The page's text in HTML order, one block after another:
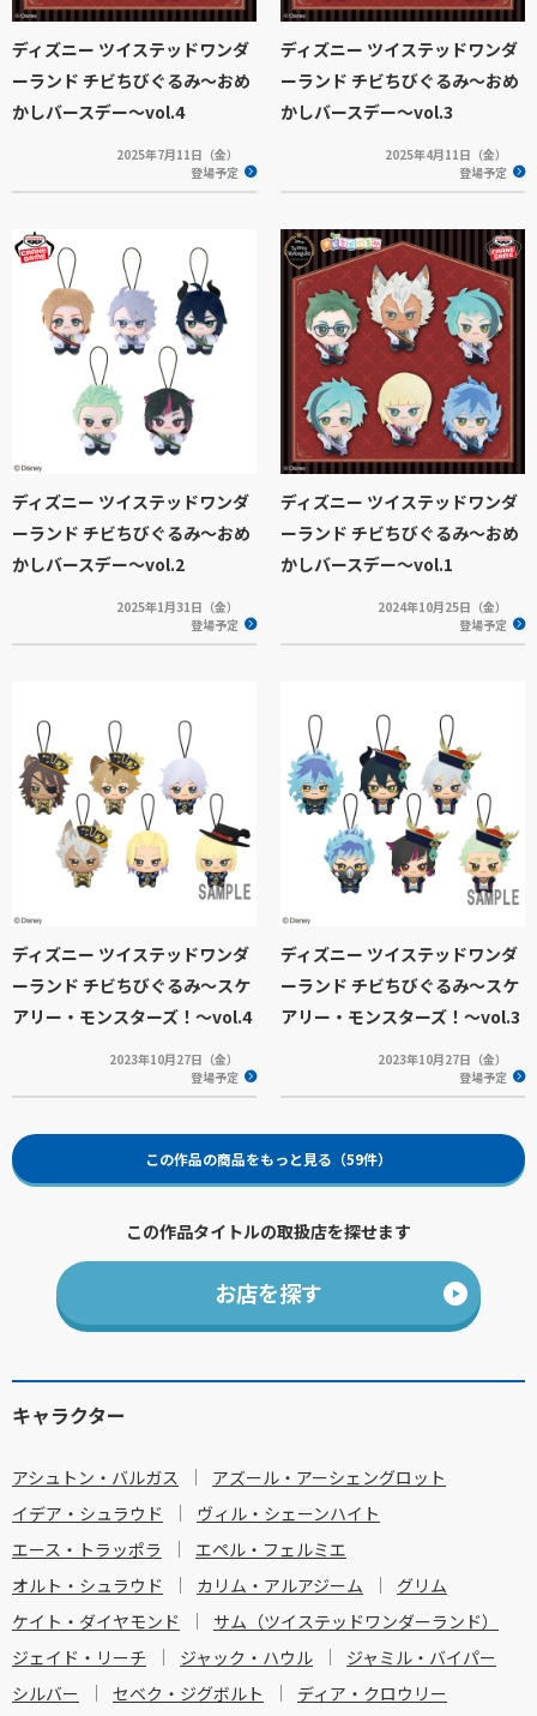
ディズニー ツイステッドワンダ
ーランド チビちびぐるみ～おめ
かしバースデー～vol.4
2025年7月11日（金）
登場予定
ディズニー ツイステッドワンダ
ーランド チビちびぐるみ～おめ
かしバースデー～vol.3
2025年4月11日（金）
登場予定
ディズニー ツイステッドワンダ
ーランド チビちびぐるみ～おめ
かしバースデー～vol.2
2025年1月31日（金）
登場予定
ディズニー ツイステッドワンダ
ーランド チビちびぐるみ～おめ
かしバースデー～vol.1
2024年10月25日（金）
登場予定
ディズニー ツイステッドワンダ
ーランド チビちびぐるみ～スケ
アリー・モンスターズ！～vol.4
2023年10月27日（金）
登場予定
ディズニー ツイステッドワンダ
ーランド チビちびぐるみ～スケ
アリー・モンスターズ！～vol.3
2023年10月27日（金）
登場予定
この作品の商品をもっと見る（59件）
この作品タイトルの取扱店を探せます
お店を探す
キャラクター
アシュトン・バルガス
アズール・アーシェングロット
イデア・シュラウド
ヴィル・シェーンハイト
エース・トラッポラ
エペル・フェルミエ
オルト・シュラウド
カリム・アルアジーム
グリム
ケイト・ダイヤモンド
サム（ツイステッドワンダーランド）
ジェイド・リーチ
ジャック・ハウル
ジャミル・バイパー
シルバー
セベク・ジグボルト
ディア・クロウリー